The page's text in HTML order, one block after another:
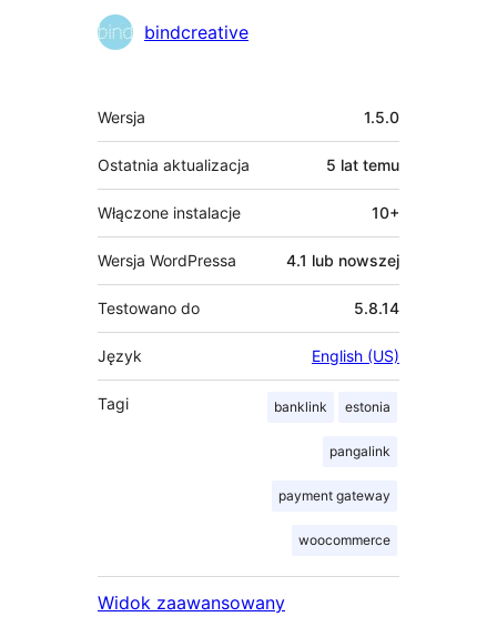
bindcreative
Meta
Wersja 1.5.0
Ostatnia aktualizacja 5 lat temu
Włączone instalacje 10+
Wersja WordPressa 4.1 lub nowszej
Testowano do 5.8.14
Język English (US)
Tagi banklink estonia
pangalink
payment gateway
woocommerce
Widok zaawansowany